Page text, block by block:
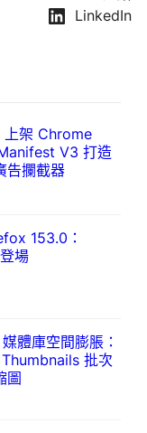
LinkedIn
架 Chrome
V3 打造
告攔截器
153.0：
場
體庫空間膨脹：
批次
圖